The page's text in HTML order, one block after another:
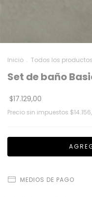
Inicio . Todos los productos
Set de baño
$17.129,00
Precio sin impuestos
MEDIOS DE PAGO